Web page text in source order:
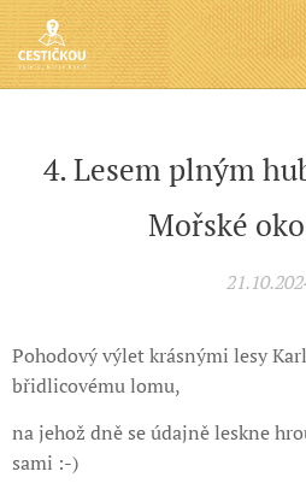
4. Lesem plným
Mořské
Pohodový výlet krásnými lesy
břidlicovému lomu,
na jehož dně se údajně leskne
sami :-)